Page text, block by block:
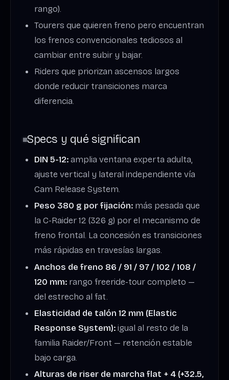
rango).
Tourers que quieren freno pero encuentran
los frenos convencionales tediosos al
cambiar entre subir y bajar.
Riders que priorizan ascensos largos
donde reducir transiciones marca
diferencia.
Specs y qué significan
DIN 5-12:amplia ventana experta adulta,
ajuste vertical y lateral independiente vía
Cam Release System.
Peso 380 g por fijación: más pesada que
la C-Raider 12 (326 g) por el mecanismo de
freno frontal. La concesión es transiciones
más rápidas en travesías largas.
Anchos de freno 86 / 91 / 97 / 102 / 108 /
120 mm: rango freeride-tour completo —
del estrecho al fat.
Elasticidad de talón 12 mm (Elastic
Response System):igual al resto de la
familia Raider/Front — retención estable
bajo carga.
Alturas de riser de marcha flat + 4 (+32.5,